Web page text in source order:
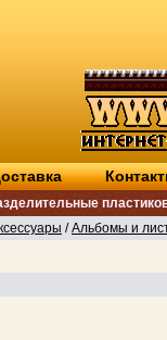
/Альбомы и